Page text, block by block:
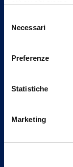
può trovare nel
delNecessari
Preferenze
Statistiche
Marketing